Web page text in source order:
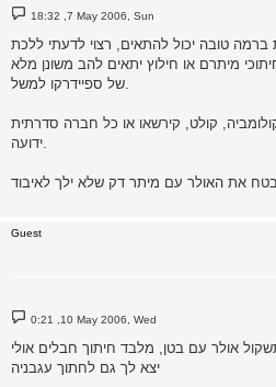
P
o
s
t
18:32 ,7 May 2006, Sun
טובה יכול להתאים, רצוי לדעתי ללכת
מיתרם או חילוץ יתאים להב משונן מלא
קולט, קירשאו או כל חברה סדרתית
Guest
P
o
t
0:21 ,10 May 2006, Wed
אולר עם בטן, מלבד חיתוך חבלים אולי
יצא לך גם לחתוך עגבניה